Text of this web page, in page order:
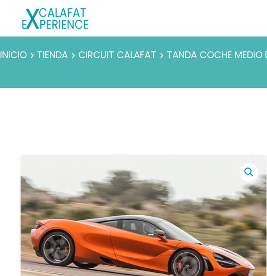
INICIO TIENDA CIRCUIT CALAFAT TANDA COCHE MEDIO